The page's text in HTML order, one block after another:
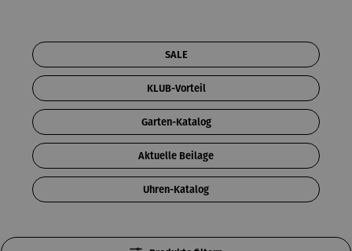
SALE
KLUB-Vorteil
Garten-Katalog
Aktuelle Beilage
Uhren-Katalog